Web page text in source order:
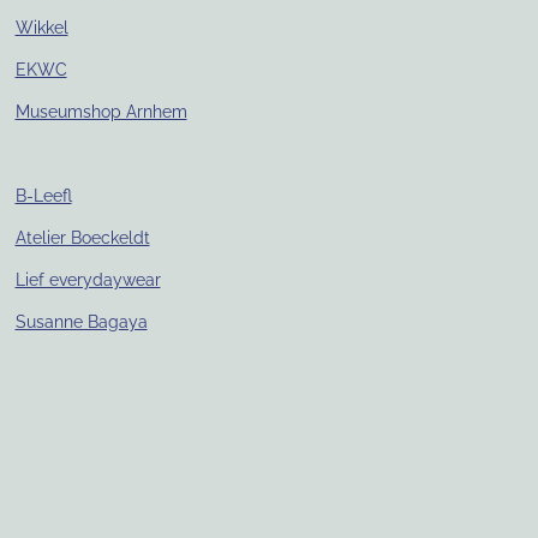
Wikkel
EKWC
Museumshop Arnhem
B-Leefl
Atelier Boeckeldt
Lief everydaywear
Susanne Bagaya